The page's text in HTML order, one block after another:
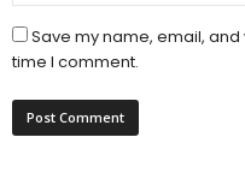
Save my name, email,
time I comment.